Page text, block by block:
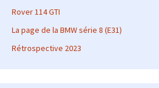
Rover 114 GTI
La page de la BMW série 8 (E31)
Rétrospective 2023